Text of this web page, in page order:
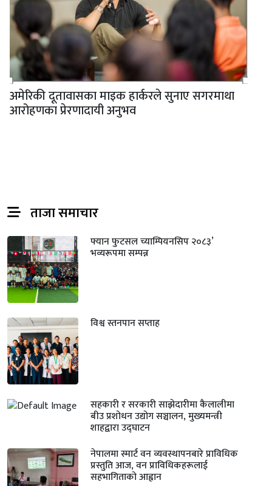
अमेरिकी दूतावासका माइक हार्करले सुनाए सगरमाथा
आरोहणका प्रेरणादायी अनुभव
ताजा समाचार
फ्यान फुटसल च्याम्पियनसिप २०८३’
भव्यरूपमा सम्पन्न
विश्व स्तनपान सप्ताह
सहकारी र सरकारी साझेदारीमा कैलालीमा
बीउ प्रशोधन उद्योग सञ्चालन, मुख्यमन्त्री
शाहद्वारा उद्घाटन
नेपालमा स्मार्ट वन व्यवस्थापनबारे प्राविधिक
प्रस्तुति आज, वन प्राविधिकहरूलाई
सहभागिताको आह्वान